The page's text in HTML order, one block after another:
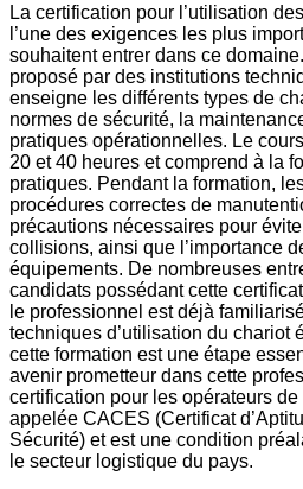
La certification pour l’utilisation
l’une des exigences les plus
souhaitent entrer dans ce
proposé par des institutions
enseigne les différents types de
normes de sécurité, la
pratiques opérationnelles. Le
20 et 40 heures et comprend à la
pratiques. Pendant la formation,
procédures correctes de
précautions nécessaires pour
collisions, ainsi que l’importance
équipements. De nombreuses
candidats possédant cette
le professionnel est déjà
techniques d’utilisation du chariot
cette formation est une étape
avenir prometteur dans cette
certification pour les opérateurs
appelée CACES (Certificat
Sécurité) et est une condition
le secteur logistique du pays.